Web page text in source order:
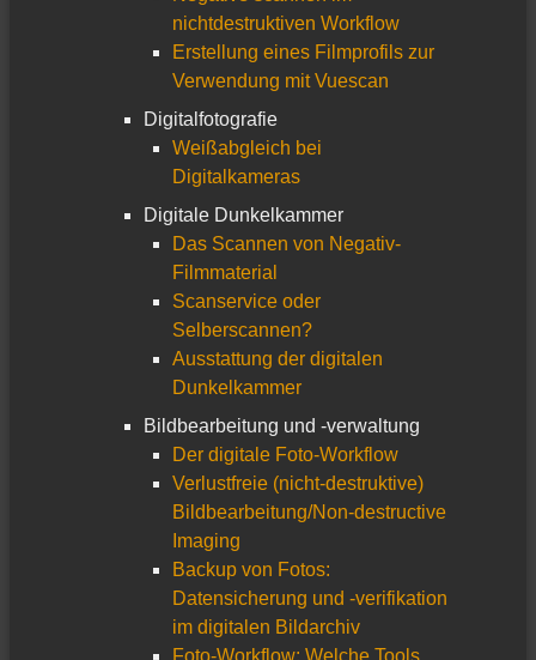
nichtdestruktiven Workflow
Erstellung eines Filmprofils zur
Verwendung mit Vuescan
Digitalfotografie
Weißabgleich bei
Digitalkameras
Digitale Dunkelkammer
Das Scannen von Negativ-
Filmmaterial
Scanservice oder
Selberscannen?
Ausstattung der digitalen
Dunkelkammer
Bildbearbeitung und -verwaltung
Der digitale Foto-Workflow
Verlustfreie (nicht-destruktive)
Bildbearbeitung/Non-destructive
Imaging
Backup von Fotos:
Datensicherung und -verifikation
im digitalen Bildarchiv
Foto-Workflow: Welche Tools